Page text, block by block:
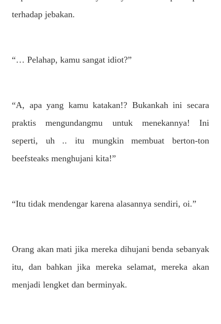
terhadap jebakan.
“… Pelahap, kamu sangat idiot?”
“A, apa yang kamu katakan!? Bukankah ini secara
praktis mengundangmu untuk menekannya! Ini
seperti, uh .. itu mungkin membuat berton-ton
beefsteaks menghujani kita!”
“Itu tidak mendengar karena alasannya sendiri, oi.”
Orang akan mati jika mereka dihujani benda sebanyak
itu, dan bahkan jika mereka selamat, mereka akan
menjadi lengket dan berminyak.